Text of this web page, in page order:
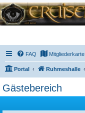
FAQ Mitgliederkarte
Portal Ruhmeshalle
Gästebereich